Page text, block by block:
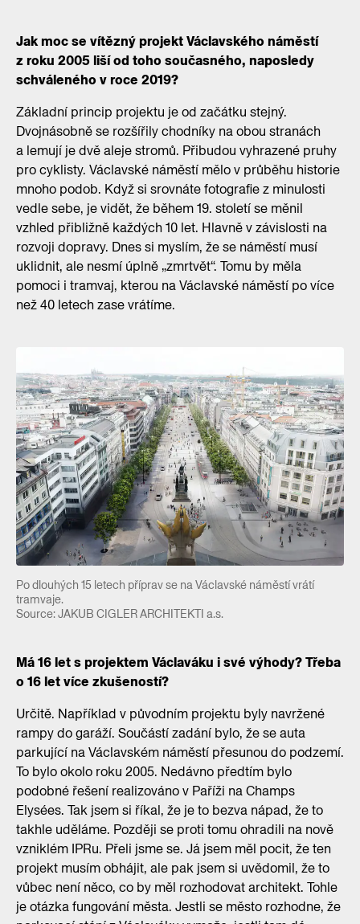
Jak moc se vítězný projekt Václavského náměstí
z roku 2005 liší od toho současného, naposledy
schváleného v roce 2019?
Základní princip projektu je od začátku stejný.
Dvojnásobně se rozšířily chodníky na obou stranách
a lemují je dvě aleje stromů. Přibudou vyhrazené pruhy
pro cyklisty. Václavské náměstí mělo v průběhu historie
mnoho podob. Když si srovnáte fotografie z minulosti
vedle sebe, je vidět, že během 19. století se měnil
vzhled přibližně každých 10 let. Hlavně v závislosti na
rozvoji dopravy. Dnes si myslím, že se náměstí musí
uklidnit, ale nesmí úplně „zmrtvět“. Tomu by měla
pomoci i tramvaj, kterou na Václavské náměstí po více
než 40 letech zase vrátíme.
Po dlouhých 15 letech příprav se na Václavské náměstí vrátí
tramvaje.
Source: JAKUB CIGLER ARCHITEKTI a.s.
Má 16 let s projektem Václaváku i své výhody? Třeba
o 16 let více zkušeností?
Určitě. Například v původním projektu byly navržené
rampy do garáží. Součástí zadání bylo, že se auta
parkující na Václavském náměstí přesunou do podzemí.
To bylo okolo roku 2005. Nedávno předtím bylo
podobné řešení realizováno v Paříži na Champs
Elysées. Tak jsem si říkal, že je to bezva nápad, že to
takhle uděláme. Později se proti tomu ohradili na nově
vzniklém IPRu. Přeli jsme se. Já jsem měl pocit, že ten
projekt musím obhájit, ale pak jsem si uvědomil, že to
vůbec není něco, co by měl rozhodovat architekt. Tohle
je otázka fungování města. Jestli se město rozhodne, že